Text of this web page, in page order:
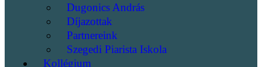
Dugonics András
Díjazottak
Partnereink
Szegedi Piarista Iskola
Kollégium